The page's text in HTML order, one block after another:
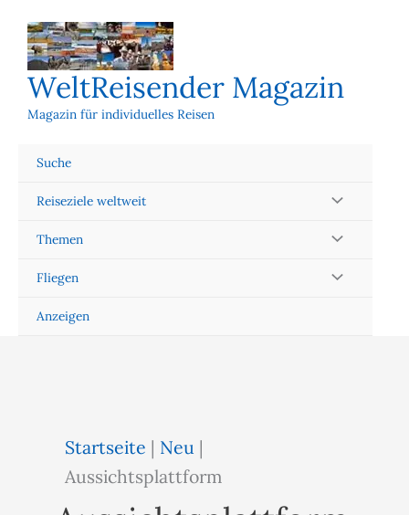
Inhalt
springen
WeltReisender Magazin
Magazin für individuelles Reisen
Suche
Reiseziele weltweit
Themen
Fliegen
Anzeigen
Startseite | Neu |
Aussichtsplattform